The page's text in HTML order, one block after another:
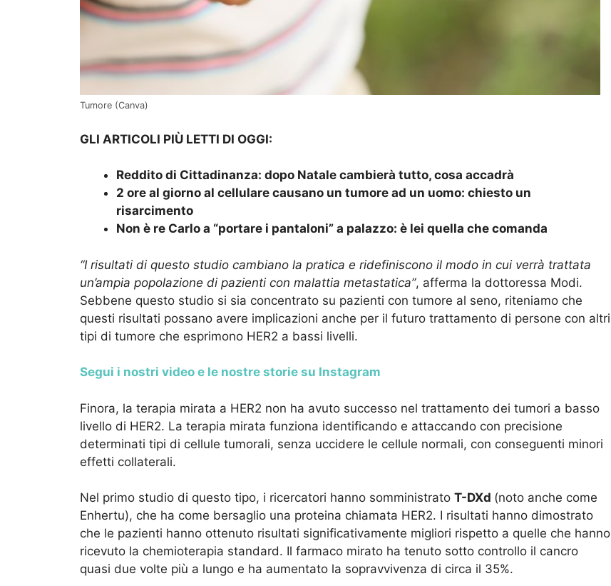
Tumore (Canva)
GLI ARTICOLI PIÙ LETTI DI OGGI:
Reddito di Cittadinanza: dopo Natale cambierà tutto, cosa accadrà
2 ore al giorno al cellulare causano un tumore ad un uomo: chiesto un
risarcimento
Non è re Carlo a “portare i pantaloni” a palazzo: è lei quella che comanda
“I risultati di questo studio cambiano la pratica e ridefiniscono il modo in cui verrà trattata
un’ampia popolazione di pazienti con malattia metastatica”, afferma la dottoressa Modi.
Sebbene questo studio si sia concentrato su pazienti con tumore al seno, riteniamo che
questi risultati possano avere implicazioni anche per il futuro trattamento di persone con altri
tipi di tumore che esprimono HER2 a bassi livelli.
Segui i nostri video e le nostre storie su Instagram
Finora, la terapia mirata a HER2 non ha avuto successo nel trattamento dei tumori a basso
livello di HER2. La terapia mirata funziona identificando e attaccando con precisione
determinati tipi di cellule tumorali, senza uccidere le cellule normali, con conseguenti minori
effetti collaterali.
Nel primo studio di questo tipo, i ricercatori hanno somministrato T-DXd (noto anche come
Enhertu), che ha come bersaglio una proteina chiamata HER2. I risultati hanno dimostrato
che le pazienti hanno ottenuto risultati significativamente migliori rispetto a quelle che hanno
ricevuto la chemioterapia standard. Il farmaco mirato ha tenuto sotto controllo il cancro
quasi due volte più a lungo e ha aumentato la sopravvivenza di circa il 35%.